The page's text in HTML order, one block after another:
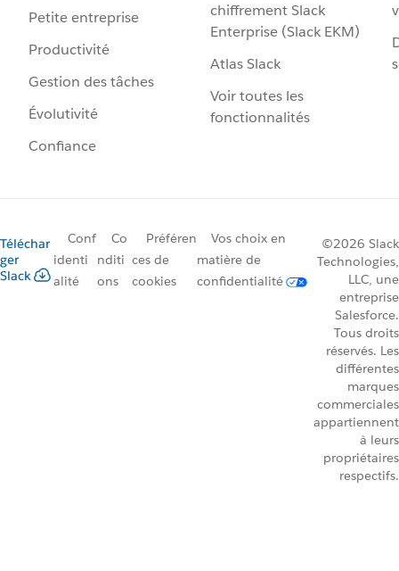
Petite entreprise
Productivité
Gestion des tâches
Évolutivité
Confiance
chiffrement Slack
Enterprise (Slack EKM)
Atlas Slack
Voir toutes les
fonctionnalités
Téléchar
ger
Slack
Conf
identi
alité
Co
nditi
ons
Préféren
ces de
cookies
Vos choix en
matière de
confidentialité
©2026 Slack
Technologies,
LLC, une
entreprise
Salesforce.
Tous droits
réservés. Les
différentes
marques
commerciales
appartiennent
à leurs
propriétaires
respectifs.